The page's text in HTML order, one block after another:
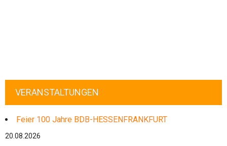
VERANSTALTUNGEN
Feier 100 Jahre BDB-HESSENFRANKFURT
20.08.2026